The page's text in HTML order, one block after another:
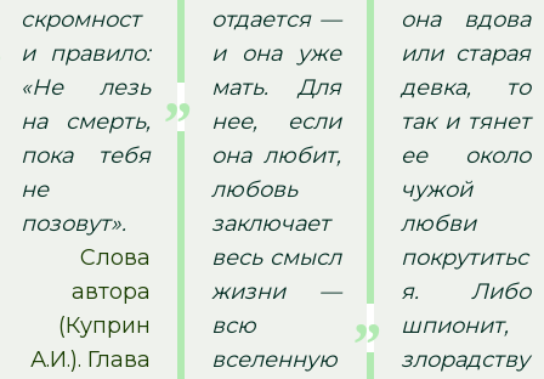
скромност
и правило:
«Не лезь
на смерть,
пока тебя
не
позовут».
Слова
автора
(Куприн
А.И.). Глава
отдается —
и она уже
мать. Для
нее, если
она любит,
любовь
заключает
весь смысл
жизни —
всю
вселенную
она вдова
или старая
девка, то
так и тянет
ее около
чужой
любви
покрутитьс
я. Либо
шпионит,
злорадству